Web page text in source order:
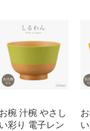
お椀 汁椀 やさし
い彩り 電子レン